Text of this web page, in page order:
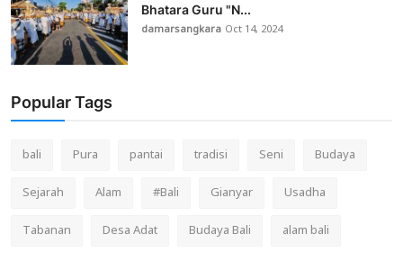
Bhatara Guru "N...
damarsangkara Oct 14, 2024
Popular Tags
bali Pura pantai tradisi Seni
Budaya
Sejarah
Alam #Bali Gianyar
Usadha
Tabanan
Desa Adat Budaya Bali alam bali